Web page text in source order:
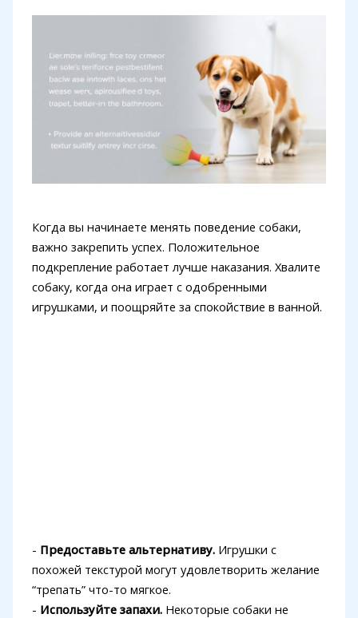
Когда вы начинаете менять поведение собаки,
важно закрепить успех. Положительное
подкрепление работает лучше наказания. Хвалите
собаку, когда она играет с одобренными
игрушками, и поощряйте за спокойствие в ванной.
- Предоставьте альтернативу.Игрушки с
похожей текстурой могут удовлетворить желание
“трепать” что-то мягкое.
- Используйте запахи.Некоторые собаки не